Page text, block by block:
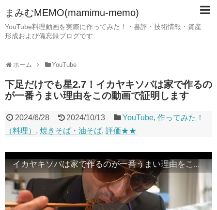
まみむMEMO(mamimu-memo)
YouTube料理動画を実際に作ってみた！・書評・技術情報・資産
形成および備忘録ブログです
ホーム YouTube
下足だけでも星2.7！イカヤキソバは家で作るの
が一番うまい理由をこの動画で証明します
2024/6/28 2024/10/13 YouTube,作ってみた！
（料理） , 焼きそば・油そば, 評価★★
イカヤキソバは家で作るのが一番うまい理由をこの動画で証明します